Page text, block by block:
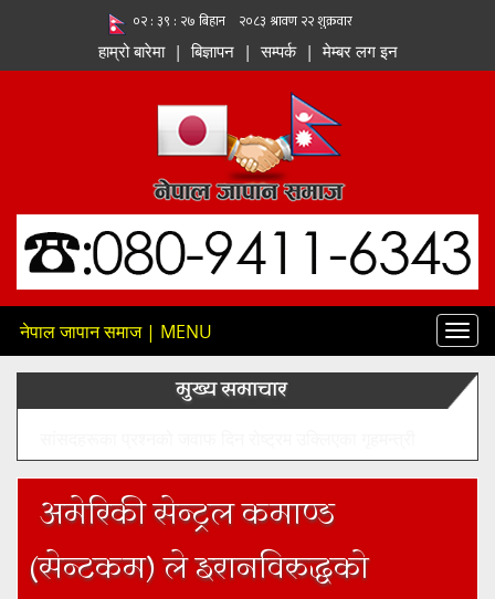
हाम्रो बारेमा | बिज्ञापन | सम्पर्क | मेम्बर लग इन
नेपाल जापान समाज | MENU
मुख्य समाचार
लैंगिक असमानतालाई प्रोत्साहन गर्ने सरकारी नीति नभएको बताए
अमेरिकी सेन्ट्रल कमाण्ड
(सेन्टकम) ले इरानविरुद्धको